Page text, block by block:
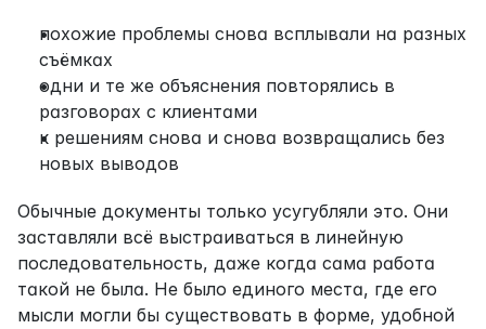
похожие проблемы снова всплывали на разных
съёмках
одни и те же объяснения повторялись в
разговорах с клиентами
к решениям снова и снова возвращались без
новых выводов
Обычные документы только усугубляли это. Они
заставляли всё выстраиваться в линейную
последовательность, даже когда сама работа
такой не была. Не было единого места, где его
мысли могли бы существовать в форме, удобной